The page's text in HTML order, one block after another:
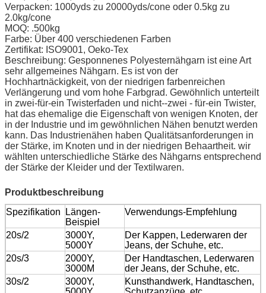
Verpacken: 1000yds zu 20000yds/cone oder 0.5kg zu
2.0kg/cone
MOQ: .500kg
Farbe: Über 400 verschiedenen Farben
Zertifikat: ISO9001, Oeko-Tex
Beschreibung: Gesponnenes Polyesternähgarn ist eine Art
sehr allgemeines Nähgarn. Es ist von der
Hochhartnäckigkeit, von der niedrigen farbenreichen
Verlängerung und vom hohe Farbgrad. Gewöhnlich unterteilt
in zwei-für-ein Twisterfaden und nicht--zwei - für-ein Twister,
hat das ehemalige die Eigenschaft von wenigen Knoten, der
in der Industrie und im gewöhnlichen Nähen benutzt werden
kann. Das Industrienähen haben Qualitätsanforderungen in
der Stärke, im Knoten und in der niedrigen Behaartheit. wir
wählten unterschiedliche Stärke des Nähgarns entsprechend
der Stärke der Kleider und der Textilwaren.
Produktbeschreibung
Spezifikation
Längen-
Beispiel
Verwendungs-Empfehlung
20s/2
3000Y,
5000Y
Der Kappen, Lederwaren der
Jeans, der Schuhe, etc.
20s/3
2000Y,
3000M
Der Handtaschen, Lederwaren
der Jeans, der Schuhe, etc.
30s/2
3000Y,
Kunsthandwerk, Handtaschen,